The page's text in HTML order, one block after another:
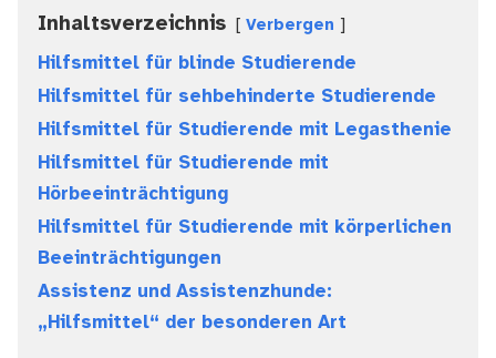
Inhaltsverzeichnis Verbergen
Hilfsmittel für blinde Studierende
Hilfsmittel für sehbehinderte Studierende
Hilfsmittel für Studierende mit Legasthenie
Hilfsmittel für Studierende mit
Hörbeeinträchtigung
Hilfsmittel für Studierende mit körperlichen
Beeinträchtigungen
Assistenz und Assistenzhunde:
„Hilfsmittel“ der besonderen Art